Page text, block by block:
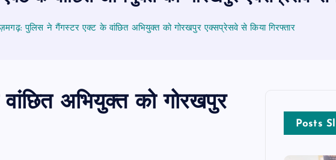
पुलिस ने गैंगस्टर एक्ट के वांछित अभियुक्त को गोरखपुर एक्सप्रेसवे से किया गिरफ्तार
अभियुक्त को गोरखपुर
Posts